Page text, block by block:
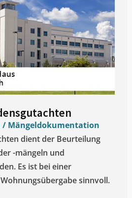
/ Mängeldokumentation
dient der Beurteilung
-mängeln und
Es ist bei einer
sinnvoll.